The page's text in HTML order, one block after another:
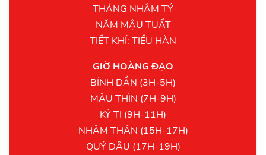
THÁNG NHÂM TÝ
NĂM MẬU TUẤT
TIẾT KHÍ: TIỂU HÀN
GIỜ HOÀNG ĐẠO
BÍNH DẦN (3H-5H)
MẬU THÌN (7H-9H)
KỶ TỊ (9H-11H)
NHÂM THÂN (15H-17H)
QUÝ DẬU (17H-19H)